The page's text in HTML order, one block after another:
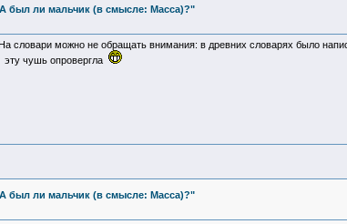
был ли мальчик (в смысле: Масса)?"
словари можно не обращать внимания: в древних словарях было
чушь опровергла
был ли мальчик (в смысле: Масса)?"